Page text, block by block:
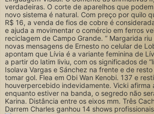
verdadeiras. O corte de aparelhos que
novo sistema é natural. Com preço por quilo
R$ 16, a venda de fios de cobre é
e ajuda a movimentar o comércio em ferros
reciclagem de Campo Grande. ” Margarida
novas mensagens de Ernesto no celular de
apontam que Lívia é a variante feminina de
a partir do latim liviu, com os significados de
Isolava Vargas e Sánchez na frente e de
tomar gol. Flea em Obi Wan Kenobi. 137 e
houverpercebido indevidamente. Vicki afirma
enquanto estiver na banda, o segredo não
Karina. Distância entre os eixos mm. Três
Darrem Charles ganhou 14 shows